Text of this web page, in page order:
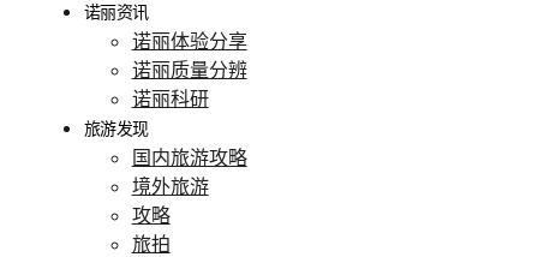
诺丽资讯
诺丽体验分享
诺丽质量分辨
诺丽科研
旅游发现
国内旅游攻略
境外旅游
攻略
旅拍